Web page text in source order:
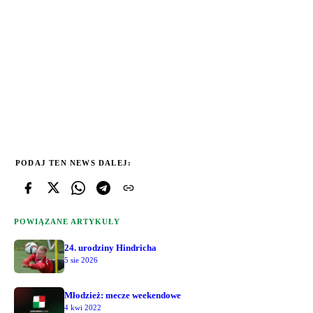
PODAJ TEN NEWS DALEJ:
POWIĄZANE ARTYKUŁY
24. urodziny Hindricha
5 sie 2026
Młodzież: mecze weekendowe
4 kwi 2022